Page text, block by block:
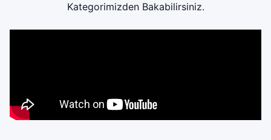
Kategorimizden Bakabilirsiniz.